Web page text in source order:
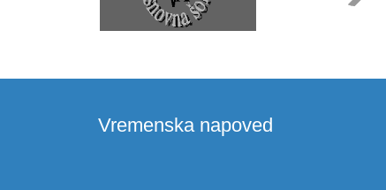
Vremenska napoved